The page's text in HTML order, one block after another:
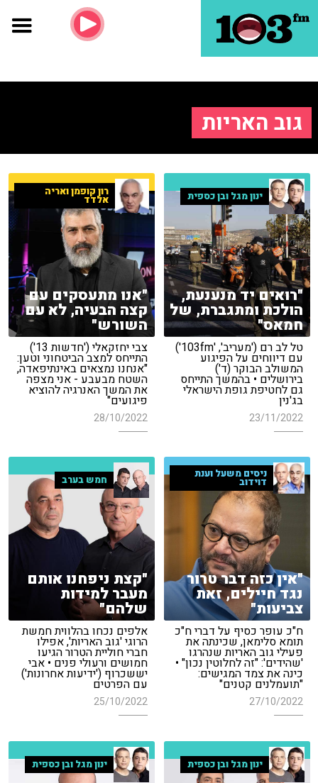
גוב האריות
ינון מגל ובן כספית
"רואים יד מנענעת,
הולכת ומתגברת, של
חמאס"
טל לב רם ('מעריב', '103fm')
עם דיווחים על הפיגוע
המשולב הבוקר (ד')
בירושלים • בהמשך התייחס
גם לחטיפת גופת הישראלי
בג'נין
23/11/2022
רון קופמן ואריה
אלדד
"אנו מתעסקים עם
קצה הבעיה, לא עם
השורש"
צבי יחזקאלי ('חדשות 13')
התייחס למצב הביטחוני וטען:
"אנחנו נמצאים באינתיפאדה,
השטח מבעבע - אני מצפה
את המשך האנרגיה להוציא
פיגועים"
28/10/2022
ניסים משעל וענת
דוידוב
"אין כזה דבר טרור
נגד חיילים, זאת
צביעות"
ח"כ עופר כסיף על דברי ח"כ
תומא סלימאן, שכינתה את
פעילי גוב האריות שנהרגו
'שהידים': "זה לחלוטין נכון" •
כינה את צמד המגישים:
"תועמלנים קטנים"
27/10/2022
חמש בערב
"קצת ניפחנו אותם
מעבר למידות
שלהם"
אלפים נכחו בהלווית חמשת
הרוגי 'גוב האריות', אפילו
חברי חוליית הטרור הגיעו
חמושים ורעולי פנים • אבי
יששכרוף ('ידיעות אחרונות')
עם הפרטים
25/10/2022
ינון מגל ובן כספית ינון מגל ובן כספית